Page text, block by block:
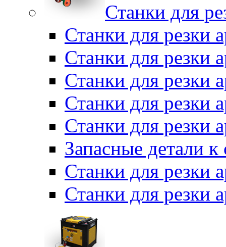
Станки для
Станки для резки
Станки для резки
Станки для резки
Станки для резки
Станки для резки
Запасные детали к
Станки для резки
Станки для резки